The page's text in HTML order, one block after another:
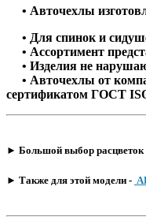
• Авточехлы
• Для спинок и
• Ассортимент
• Изделия не
• Авточехлы от
сертификатом ГОСТ
​► Большой выбор расцветок
​► Также для этой модели -